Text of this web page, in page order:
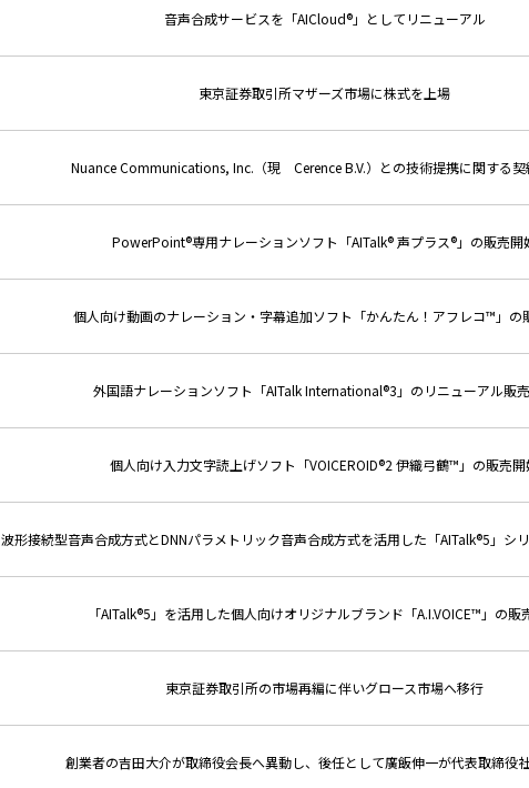
音声合成サービスを「AICloud®」としてリニューアル
東京証券取引所マザーズ市場に株式を上場
Nuance Communications, Inc.（現 Cerence B.V.）との技術提携に関する契
PowerPoint®専用ナレーションソフト「AITalk® 声プラス®」の販売開
個人向け動画のナレーション・字幕追加ソフト「かんたん！アフレコ™」の
外国語ナレーションソフト「AITalk International®3」のリニューアル販
個人向け入力文字読上げソフト「VOICEROID®2 伊織弓鶴™」の販売開
波形接続型音声合成方式とDNNパラメトリック音声合成方式を活用した「AITalk®5」シ
「AITalk®5」を活用した個人向けオリジナルブランド「A.I.VOICE™」の販
東京証券取引所の市場再編に伴いグロース市場へ移行
創業者の吉田大介が取締役会長へ異動し、後任として廣飯伸一が代表取締役